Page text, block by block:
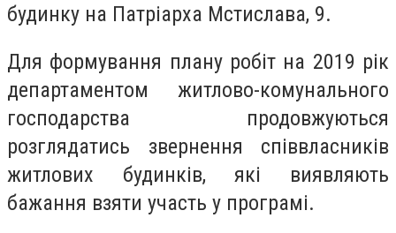
будинку на Патріарха Мстислава, 9.
Для формування плану робіт на 2019 рік
департаментом житлово-комунального
господарства продовжуються
розглядатись звернення співвласників
житлових будинків, які виявляють
бажання взяти участь у програмі.